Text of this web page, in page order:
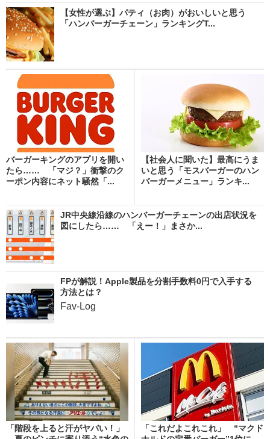
【女性が選ぶ】パティ（お肉）がおいしいと思う
「ハンバーガーチェーン」ランキングT...
バーガーキングのアプリを開い
たら…… 「マジ？」衝撃のク
ーポン内容にネット騒然「...
【社会人に聞いた】最高にうま
いと思う「モスバーガーのハン
バーガーメニュー」ランキ...
JR中央線沿線のハンバーガーチェーンの出店状況を
図にしたら…… 「えー！」まさか...
FPが解説！Apple製品を分割手数料0円で入手する
方法とは？
Fav-Log
「階段を上ると汗がヤバい！」
「これだよこれこれ」 “マクド